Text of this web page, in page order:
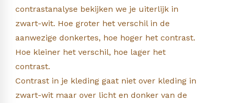
contrastanalyse bekijken we je uiterlijk in
zwart-wit. Hoe groter het verschil in de
aanwezige donkertes, hoe hoger het contrast.
Hoe kleiner het verschil, hoe lager het
contrast.
Contrast in je kleding gaat niet over kleding in
zwart-wit maar over licht en donker van de